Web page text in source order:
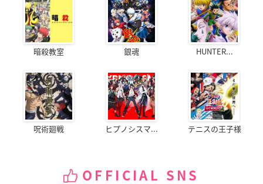
暗殺教室 銀魂 HUNTER...
呪術廻戦 ヒプノシスマ... テニスの王子様
OFFICIAL SNS